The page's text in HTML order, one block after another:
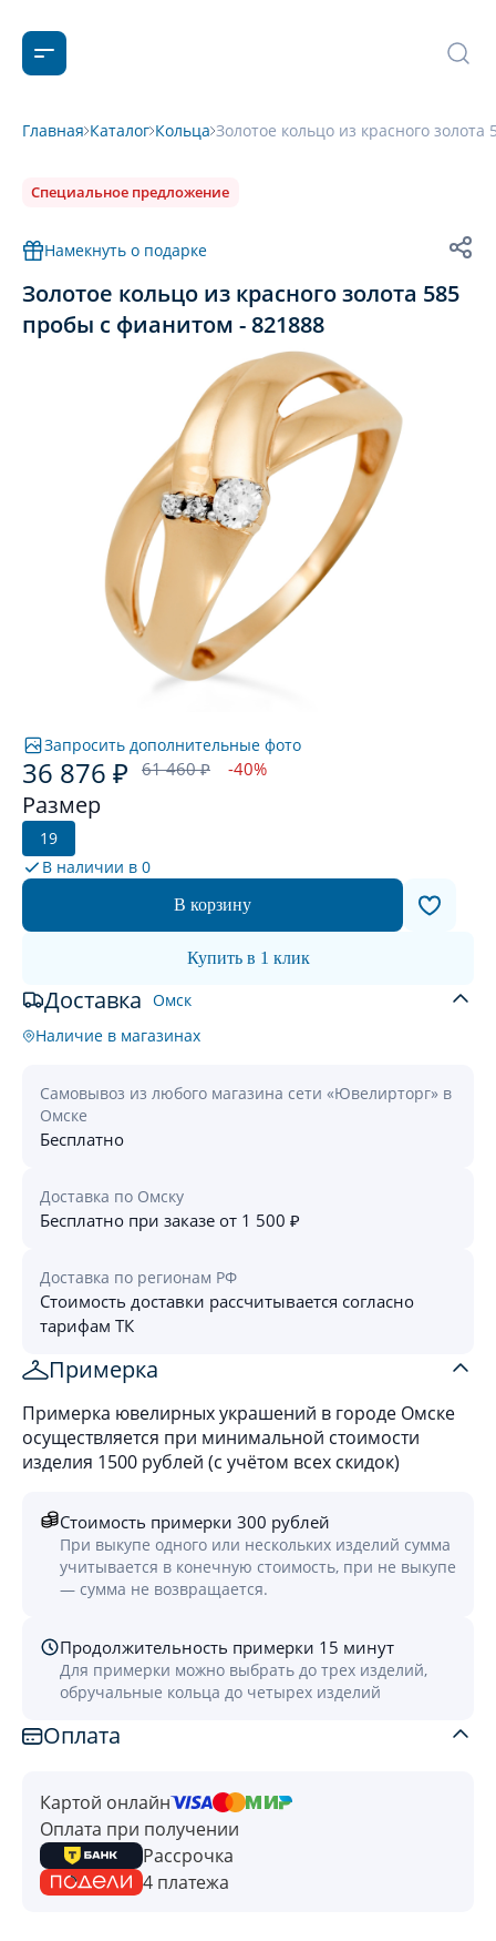
Главная Каталог Кольца Золотое кольцо из красного
Специальное предложение
Намекнуть о подарке
Золотое кольцо из красного золота 585
пробы с фианитом - 821888
Запросить дополнительные фото
36 876 ₽ 61 460 ₽ -40%
Размер
19
В наличии в 0
В корзину
Купить в 1 клик
Доставка Омск
Наличие в магазинах
Самовывоз из любого магазина сети «Ювелирторг» в
Омске
Бесплатно
Доставка по Омску
Бесплатно при заказе от 1 500 ₽
Доставка по регионам РФ
Стоимость доставки рассчитывается согласно
тарифам ТК
Примерка
Примерка ювелирных украшений в городе Омске
осуществляется при минимальной стоимости
изделия 1500 рублей (с учётом всех скидок)
Стоимость примерки 300 рублей
При выкупе одного или нескольких изделий сумма
учитывается в конечную стоимость, при не выкупе
— сумма не возвращается.
Продолжительность примерки 15 минут
Для примерки можно выбрать до трех изделий,
обручальные кольца до четырех изделий
Оплата
Картой онлайн
Оплата при получении
Рассрочка
4 платежа